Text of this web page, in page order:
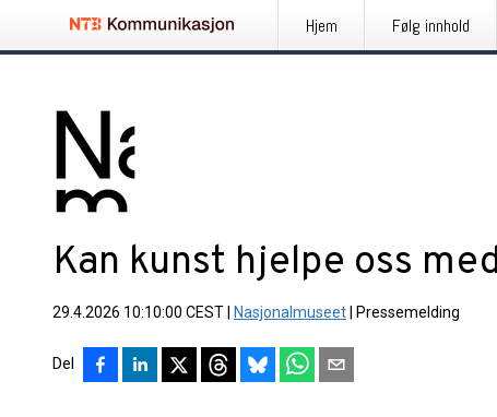
Hjem Følg innhold
Kan kunst hjelpe oss
29.4.2026 10:10:00 CEST Nasjonalmuseet Pressemelding
Del